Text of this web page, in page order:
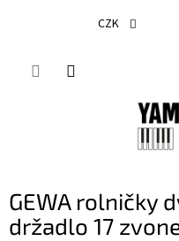
CZK
GEWA rolničky
držadlo 17